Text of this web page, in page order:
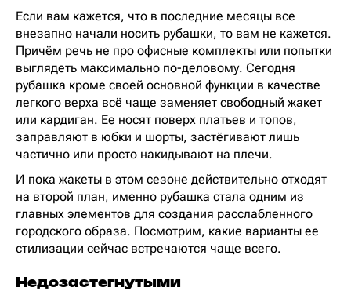
Если вам кажется, что в последние месяцы все
внезапно начали носить рубашки, то вам не кажется.
Причём речь не про офисные комплекты или попытки
выглядеть максимально по-деловому. Сегодня
рубашка кроме своей основной функции в качестве
легкого верха всё чаще заменяет свободный жакет
или кардиган. Ее носят поверх платьев и топов,
заправляют в юбки и шорты, застёгивают лишь
частично или просто накидывают на плечи.
И пока жакеты в этом сезоне действительно отходят
на второй план, именно рубашка стала одним из
главных элементов для создания расслабленного
городского образа. Посмотрим, какие варианты ее
стилизации сейчас встречаются чаще всего.
Недозастегнутыми